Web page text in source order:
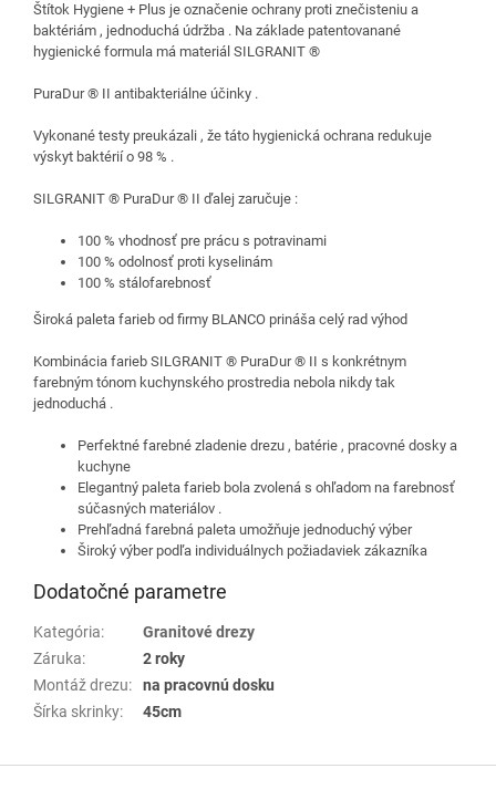
Štítok Hygiene + Plus je označenie ochrany proti znečisteniu a
baktériám , jednoduchá údržba . Na základe patentovanané
hygienické formula má materiál SILGRANIT ®
PuraDur ® II antibakteriálne účinky .
Vykonané testy preukázali , že táto hygienická ochrana redukuje
výskyt baktérií o 98 % .
SILGRANIT ® PuraDur ® II ďalej zaručuje :
100 % vhodnosť pre prácu s potravinami
100 % odolnosť proti kyselinám
100 % stálofarebnosť
Široká paleta farieb od firmy BLANCO prináša celý rad výhod
Kombinácia farieb SILGRANIT ® PuraDur ® II s konkrétnym
farebným tónom kuchynského prostredia nebola nikdy tak
jednoduchá .
Perfektné farebné zladenie drezu , batérie , pracovné dosky a
kuchyne
Elegantný paleta farieb bola zvolená s ohľadom na farebnosť
súčasných materiálov .
Prehľadná farebná paleta umožňuje jednoduchý výber
Široký výber podľa individuálnych požiadaviek zákazníka
Dodatočné parametre
Kategória:
Granitové drezy
Záruka:
2 roky
Montáž drezu:
na pracovnú dosku
Šírka skrinky: 45cm